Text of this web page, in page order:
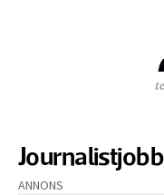
Journalistjobb
ANNONS